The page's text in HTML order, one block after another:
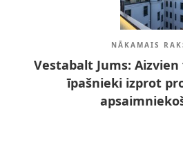
NĀKAMAIS
Vestabalt Jums:
īpašnieki izprot